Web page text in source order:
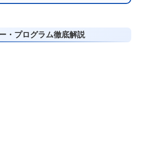
・プログラム徹底解説